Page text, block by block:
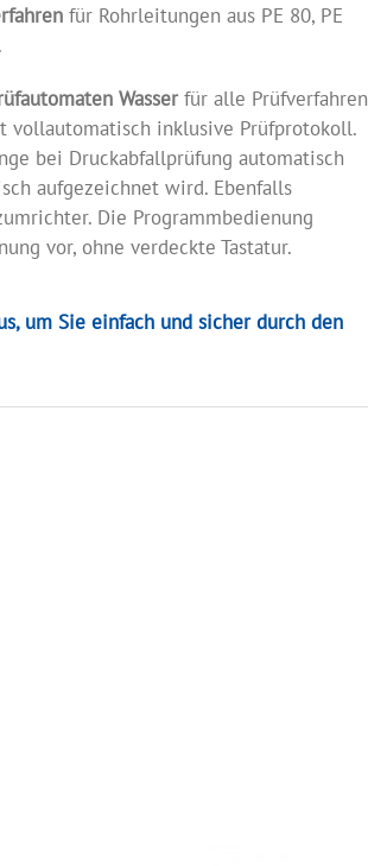
für Rohrleitungen aus PE 80, PE
Wasser für alle Prüfverfahren
vollautomatisch inklusive Prüfprotokoll.
bei Druckabfallprüfung automatisch
aufgezeichnet wird. Ebenfalls
Die Programmbedienung
vor, ohne verdeckte Tastatur.
um Sie einfach und sicher durch den